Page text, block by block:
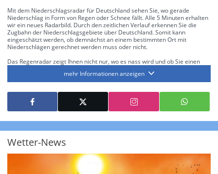
Mit dem Niederschlagsradar für Deutschland sehen Sie, wo gerade
Niederschlag in Form von Regen oder Schnee fällt. Alle 5 Minuten erhalten
wir ein neues Radarbild. Durch den zeitlichen Verlauf erkennen Sie die
Zugbahn der Niederschlagsgebiete über Deutschland. Somit kann
eingeschätzt werden, ob demnächst an einem bestimmten Ort mit
Niederschlägen gerechnet werden muss oder nicht.
Das Regenradar zeigt Ihnen nicht nur, wo es nass wird und ob Sie einen
die Niederschlagsintensität. Diese bezieht sich laut offiziellen Richtlinien
jeweils auf die Niederschlagsmenge in l/m² pro Stunde Regen- bzw.
Schneefall. Die 6 Stufen sind wie folgt gegliedert: Die hellen Blautöne
symbolisieren leichte bis mäßige Regen- bzw. Schneefälle mit einer
Intensität bis 8.1 l/m² pro Stunde. Dunkelblau repräsentiert mäßige bis
starke Niederschläge bis 35 l/m² pro Stunde. Hier können bereits Gewitter
auftreten. Extreme bzw. unwetterartige Niederschlagsereignisse mit
über 150 l/m² pro Stunde an. Solche
Neben der Niederschlagsintensität kann auch die Zuggeschwindigkeit der
Niederschlagsgebiete und damit die Niederschlagsdauer abgeschätzt
mehr Informationen anzeigen
Wetter-News